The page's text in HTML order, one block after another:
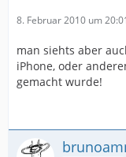
8. Februar 2010 um
man siehts aber
iPhone, oder
gemacht wurde!